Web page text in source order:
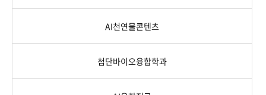
AI천연물콘텐츠
첨단바이오융합학과